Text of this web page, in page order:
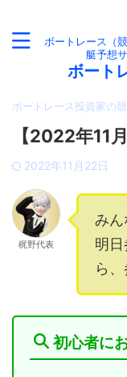
ボートレース（
艇予想
ボート
ボートレース投資家の
【2022年11
2022年11月22日
梶野代表
みん
明
ら
初心者に